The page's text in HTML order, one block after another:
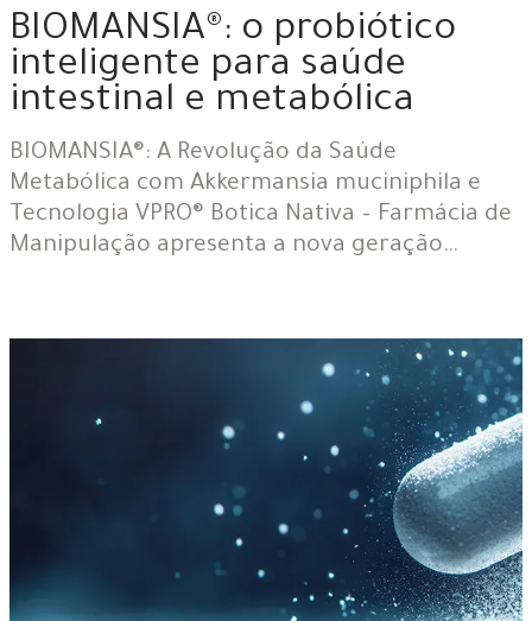
BIOMANSIA®: o probiótico
inteligente para saúde
intestinal e metabólica
BIOMANSIA®: A Revolução da Saúde
Metabólica com Akkermansia muciniphila e
Tecnologia VPRO® Botica Nativa – Farmácia de
Manipulação apresenta a nova geração…